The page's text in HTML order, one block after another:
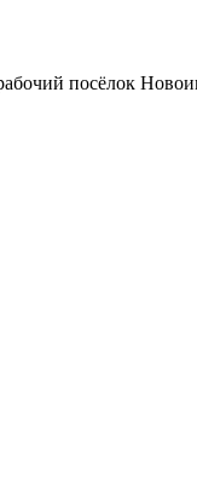
посёлок